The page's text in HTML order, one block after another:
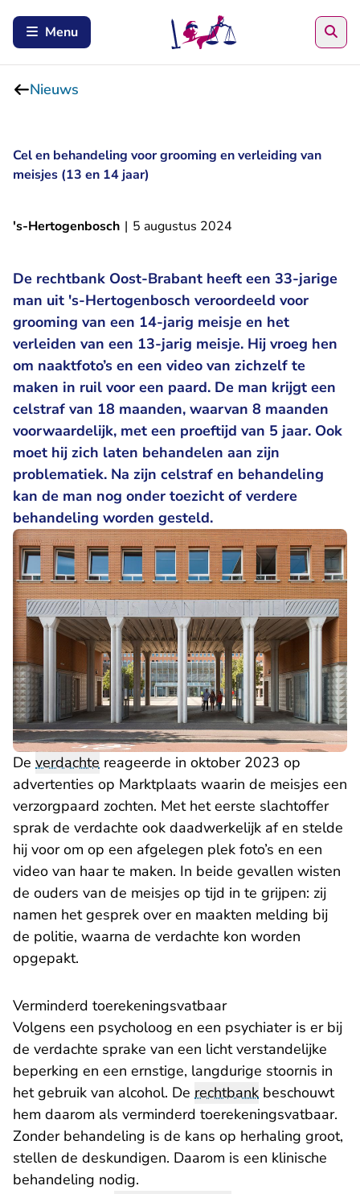
Menu
Nieuws
Cel en behandeling voor grooming en verleiding van
meisjes (13 en 14 jaar)
's-Hertogenbosch | 5 augustus 2024
De rechtbank Oost-Brabant heeft een 33-jarige
man uit 's-Hertogenbosch veroordeeld voor
grooming van een 14-jarig meisje en het
verleiden van een 13-jarig meisje. Hij vroeg hen
om naaktfoto’s en een video van zichzelf te
maken in ruil voor een paard. De man krijgt een
celstraf van 18 maanden, waarvan 8 maanden
voorwaardelijk, met een proeftijd van 5 jaar. Ook
moet hij zich laten behandelen aan zijn
problematiek. Na zijn celstraf en behandeling
kan de man nog onder toezicht of verdere
behandeling worden gesteld.
De verdachte reageerde in oktober 2023 op
advertenties op Marktplaats waarin de meisjes een
verzorgpaard zochten. Met het eerste slachtoffer
sprak de verdachte ook daadwerkelijk af en stelde
hij voor om op een afgelegen plek foto’s en een
video van haar te maken. In beide gevallen wisten
de ouders van de meisjes op tijd in te grijpen: zij
namen het gesprek over en maakten melding bij
de politie, waarna de verdachte kon worden
opgepakt.
Verminderd toerekeningsvatbaar
Volgens een psycholoog en een psychiater is er bij
de verdachte sprake van een licht verstandelijke
beperking en een ernstige, langdurige stoornis in
het gebruik van alcohol. De rechtbank beschouwt
hem daarom als verminderd toerekeningsvatbaar.
Zonder behandeling is de kans op herhaling groot,
stellen de deskundigen. Daarom is een klinische
behandeling nodig.